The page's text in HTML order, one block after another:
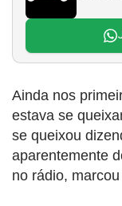
Ainda nos
estava se
se queixou
aparentemente
no rádio,